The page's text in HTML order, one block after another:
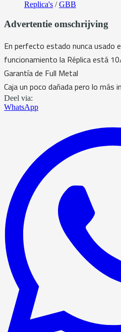
Replica's /GBB
Advertentie omschrijving
En perfecto estado nunca usado
funcionamiento la Réplica está
Garantía de Full Metal
Caja un poco dañada pero lo
Deel via:
WhatsApp